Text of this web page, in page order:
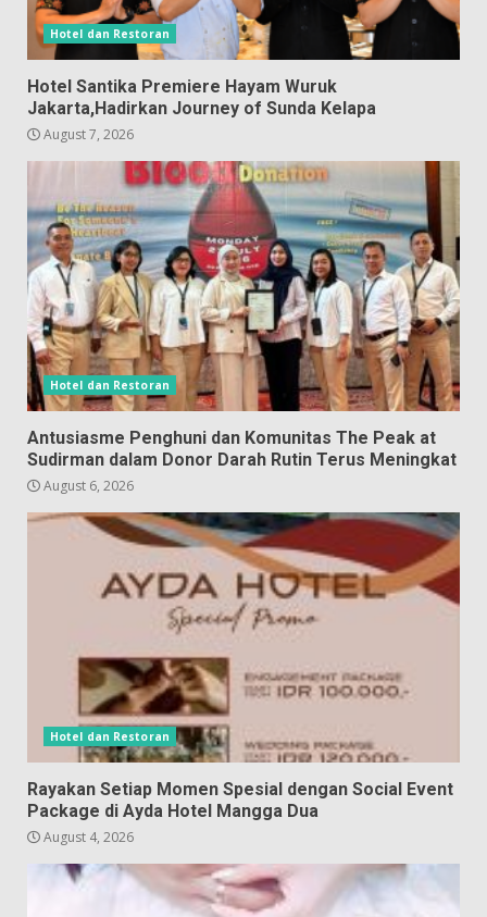
Hotel dan Restoran
Hotel Santika Premiere Hayam Wuruk
Jakarta,Hadirkan Journey of Sunda Kelapa
August 7, 2026
Hotel dan Restoran
Antusiasme Penghuni dan Komunitas The Peak at
Sudirman dalam Donor Darah Rutin Terus Meningkat
August 6, 2026
Hotel dan Restoran
Rayakan Setiap Momen Spesial dengan Social Event
Package di Ayda Hotel Mangga Dua
August 4, 2026